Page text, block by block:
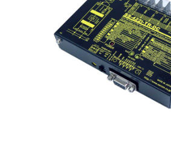
会社情報
お問い合わせ